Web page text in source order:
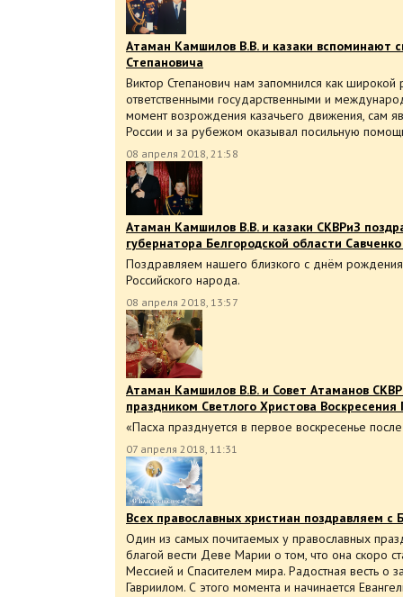
Атаман Камшилов В.В. и казаки вспоминают
Степановича
Виктор Степанович нам запомнился как
ответственными государственными и
момент возрождения казачьего движения, сам
России и за рубежом оказывал посильную
08 апреля 2018, 21:58
Атаман Камшилов В.В. и казаки СКВРиЗ
губернатора Белгородской области
Поздравляем нашего близкого с днём
Российского народа.
08 апреля 2018, 13:57
Атаман Камшилов В.В. и Совет Атаманов
праздником Светлого Христова Воскресения
«Пасха празднуется в первое воскресенье
07 апреля 2018, 11:31
Всех православных христиан поздравляем
Один из самых почитаемых у православных
благой вести Деве Марии о том, что она скоро
Мессией и Спасителем мира. Радостная весть
Гавриилом. С этого момента и начинается